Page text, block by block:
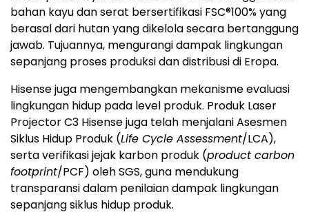
bahan kayu dan serat bersertifikasi FSC®100% yang
berasal dari hutan yang dikelola secara bertanggung
jawab. Tujuannya, mengurangi dampak lingkungan
sepanjang proses produksi dan distribusi di Eropa.
Hisense juga mengembangkan mekanisme evaluasi
lingkungan hidup pada level produk. Produk Laser
Projector C3 Hisense juga telah menjalani Asesmen
Siklus Hidup Produk (Life Cycle Assessment/LCA),
serta verifikasi jejak karbon produk (product carbon
footprint/PCF) oleh SGS, guna mendukung
transparansi dalam penilaian dampak lingkungan
sepanjang siklus hidup produk.